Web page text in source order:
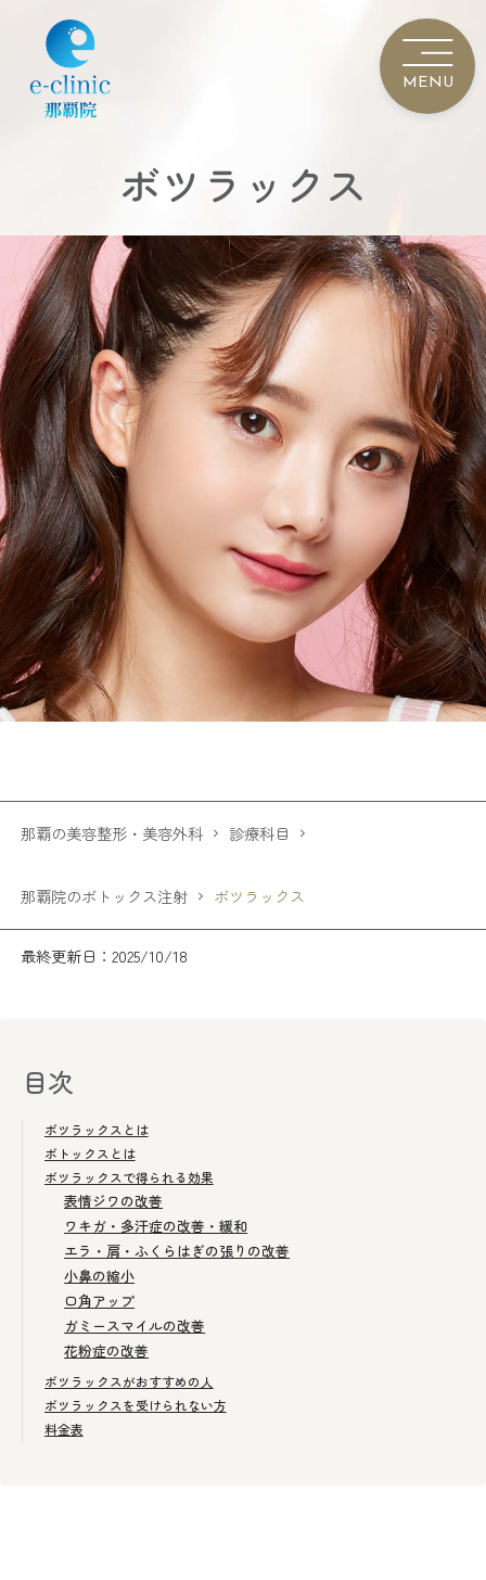
ボツラックス
那覇の美容整形・美容外科 診療科目
那覇院のボトックス注射 ボツラックス
最終更新日：2025/10/18
目次
ボツラックスとは
ボトックスとは
ボツラックスで得られる効果
表情ジワの改善
ワキガ・多汗症の改善・緩和
エラ・肩・ふくらはぎの張りの改善
小鼻の縮小
口角アップ
ガミースマイルの改善
花粉症の改善
ボツラックスがおすすめの人
ボツラックスを受けられない方
料金表